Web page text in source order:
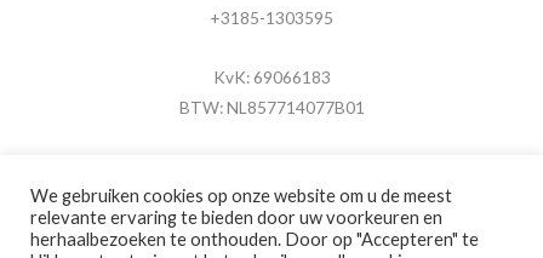
+3185-1303595
KvK: 69066183
BTW: NL857714077B01
We gebruiken cookies op onze website om u de meest
relevante ervaring te bieden door uw voorkeuren en
herhaalbezoeken te onthouden. Door op "Accepteren" te